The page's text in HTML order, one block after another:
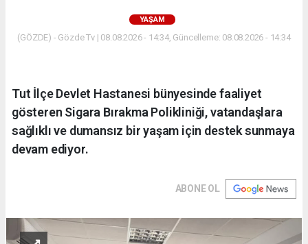
YAŞAM
(GÖZDE) - Gözde Tv | 08.08.2026 - 14:34, Güncelleme: 08.08.2026 - 14:34
Tut İlçe Devlet Hastanesi bünyesinde faaliyet
gösteren Sigara Bırakma Polikliniği, vatandaşlara
sağlıklı ve dumansız bir yaşam için destek sunmaya
devam ediyor.
ABONE OL